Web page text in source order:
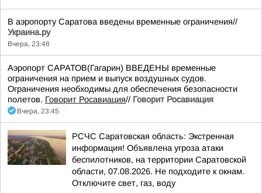
В аэропорту Саратова введены временные ограничения//
Украина.ру
Вчера, 23:48
Аэропорт САРАТОВ(Гагарин) ВВЕДЕНЫ временные
ограничения на прием и выпуск воздушных судов.
Ограничения необходимы для обеспечения безопасности
полетов. Говорит Росавиация// Говорит Росавиация
Вчера, 23:45
РСЧС Саратовская область: Экстренная
информация! Объявлена угроза атаки
беспилотников, на территории Саратовской
области, 07.08.2026. Не подходите к окнам.
Отключите свет, газ, воду